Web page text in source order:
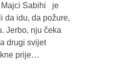
Majci Sabihi je
da idu, da požure,
Jerbo, nju čeka
drugi svijet
prije…